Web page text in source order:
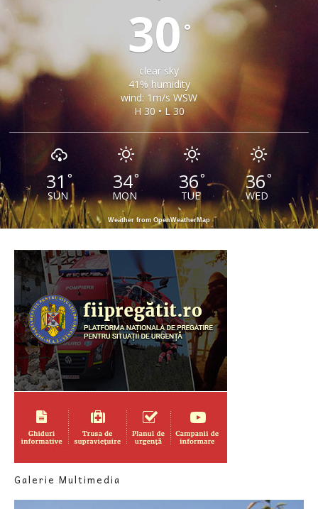
30 °
clear sky
41% humidity
wind: 1m/s WSW
H 30 • L 30
31 °
SUN
34°
MON
36°
TUE
36°
WED
Weather from OpenWeatherMap
Galerie Multimedia